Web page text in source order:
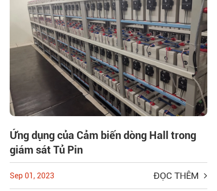
Ứng dụng của Cảm biến dòng Hall trong
giám sát Tủ Pin
Sep 01, 2023 ĐỌC THÊM